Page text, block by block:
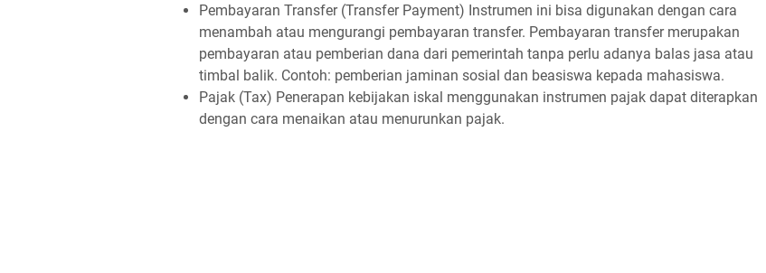
Pembayaran Transfer (Transfer Payment) Instrumen ini bisa digunakan dengan cara
menambah atau mengurangi pembayaran transfer. Pembayaran transfer merupakan
pembayaran atau pemberian dana dari pemerintah tanpa perlu adanya balas jasa atau
timbal balik. Contoh: pemberian jaminan sosial dan beasiswa kepada mahasiswa.
Pajak (Tax) Penerapan kebijakan iskal menggunakan instrumen pajak dapat diterapkan
dengan cara menaikan atau menurunkan pajak.